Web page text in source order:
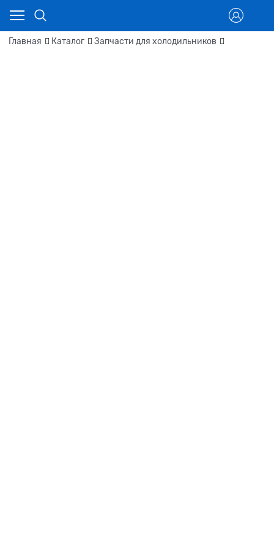
Главная Каталог Запчасти для холодильников